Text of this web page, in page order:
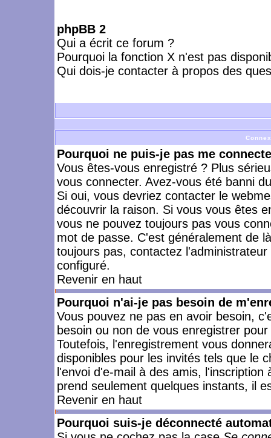
phpBB 2
Qui a écrit ce forum ?
Pourquoi la fonction X n'est pas
Qui dois-je contacter à propos des
Pourquoi ne puis-je pas me
Vous êtes-vous enregistré ? Plus
vous connecter. Avez-vous été banni
Si oui, vous devriez contacter le
découvrir la raison. Si vous vous êtes
vous ne pouvez toujours pas vous
mot de passe. C'est généralement de
toujours pas, contactez
configuré.
Revenir en haut
Pourquoi n'ai-je pas besoin de
Vous pouvez ne pas en avoir besoin,
besoin ou non de vous enregistrer
Toutefois, l'enregistrement vous
disponibles pour les invités tels que le
l'envoi d'e-mail à des amis,
prend seulement quelques instants, il
Revenir en haut
Pourquoi suis-je déconnecté